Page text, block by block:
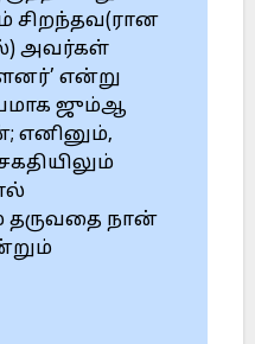
சிறந்தவ(ரான
அவர்கள்
என்று
ஜும்ஆ
எனினும்,
தருவதை நான்